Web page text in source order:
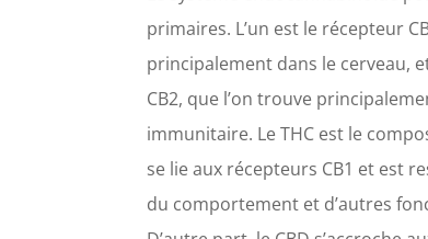
primaires. L’un est le récepteur
principalement dans le cerveau,
CB2, que l’on trouve
immunitaire. Le THC est le
se lie aux récepteurs CB1 et est
du comportement et d’autres